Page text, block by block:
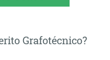
Grafotécnico?